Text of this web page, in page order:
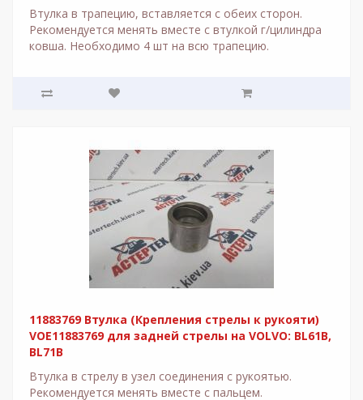
Втулка в трапецию, вставляется с обеих сторон.
Рекомендуется менять вместе с втулкой г/цилиндра
ковша. Необходимо 4 шт на всю трапецию.
11883769 Втулка (Крепления стрелы к рукояти)
VOE11883769 для задней стрелы на VOLVO: BL61B,
BL71B
Втулка в стрелу в узел соединения с рукоятью.
Рекомендуется менять вместе с пальцем.